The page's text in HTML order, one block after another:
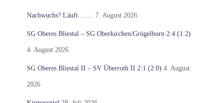
Nachwuchs? Läuft……. 7. August 2026
SG Oberes Bliestal – SG Oberkirchen/Grügelborn 2:4 (1:2)
4. August 2026
SG Oberes Bliestal II – SV Überroth II 2:1 (2:0) 4. August
2026